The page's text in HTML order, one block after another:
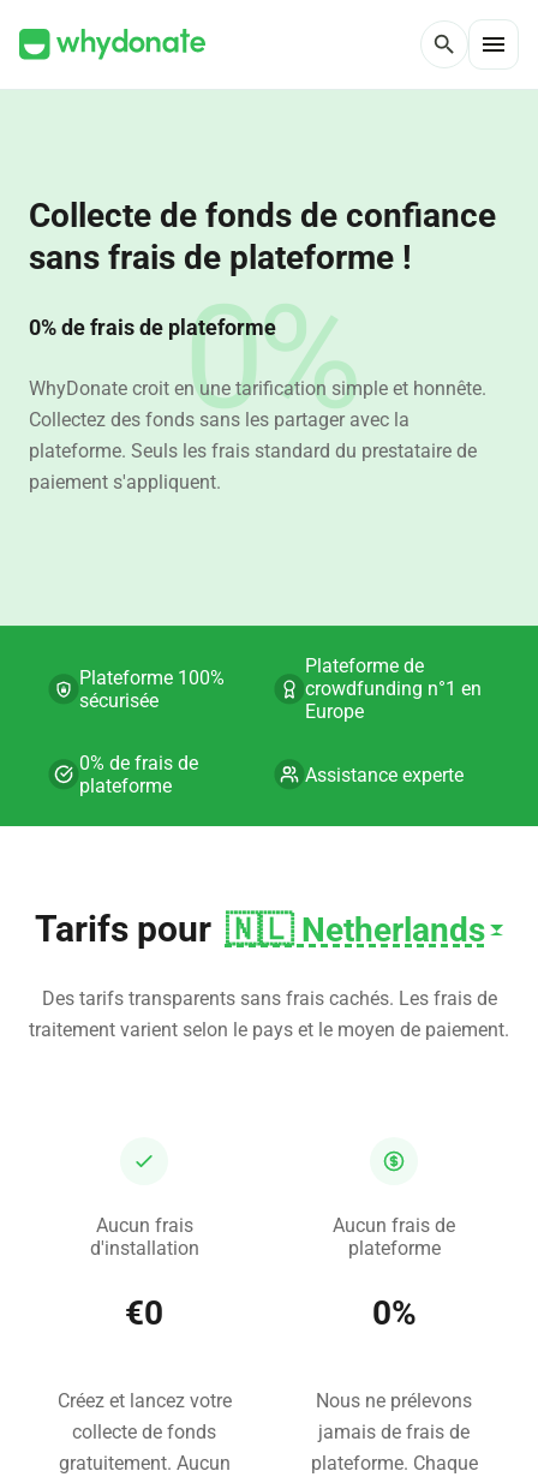
search menu
0%
Collecte de fonds de confiance
sans frais de plateforme !
0% de frais de plateforme
WhyDonate croit en une tarification simple et honnête.
Collectez des fonds sans les partager avec la
plateforme. Seuls les frais standard du prestataire de
paiement s'appliquent.
Plateforme 100%
sécurisée
Plateforme de
crowdfunding n°1 en
Europe
0% de frais de
plateforme
Assistance experte
Tarifs pour 🇳🇱 Netherlands
Des tarifs transparents sans frais cachés. Les frais de
traitement varient selon le pays et le moyen de paiement.
Aucun frais
d'installation
€0
Créez et lancez votre
collecte de fonds
gratuitement. Aucun
Aucun frais de
plateforme
0%
Nous ne prélevons
jamais de frais de
plateforme. Chaque